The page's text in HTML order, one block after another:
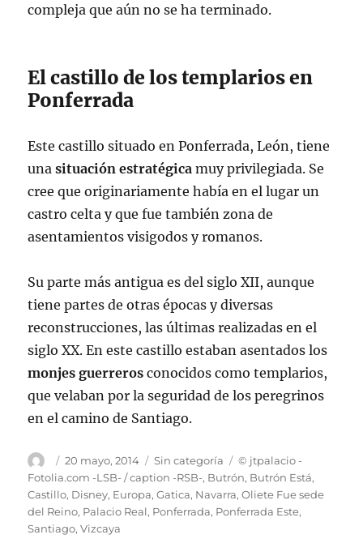
compleja que aún no se ha terminado.
El castillo de los templarios en
Ponferrada
Este castillo situado en Ponferrada, León, tiene
unasituación estratégica muy privilegiada. Se
cree que originariamente había en el lugar un
castro celta y que fue también zona de
asentamientos visigodos y romanos.
Su parte más antigua es del siglo XII, aunque
tiene partes de otras épocas y diversas
reconstrucciones, las últimas realizadas en el
siglo XX. En este castillo estaban asentados los
monjes guerreros conocidos como templarios,
que velaban por la seguridad de los peregrinos
en el camino de Santiago.
Autor
Publicado
el
20 mayo, 2014 Categorías
Sin categoría Etiquetas
© jtpalacio -
Fotolia.com -LSB- / caption -RSB-, Butrón, Butrón Está,
Castillo, Disney, Europa,Gatica, Navarra,Oliete Fue sede
del Reino, Palacio Real, Ponferrada, Ponferrada Este,
Santiago,Vizcaya